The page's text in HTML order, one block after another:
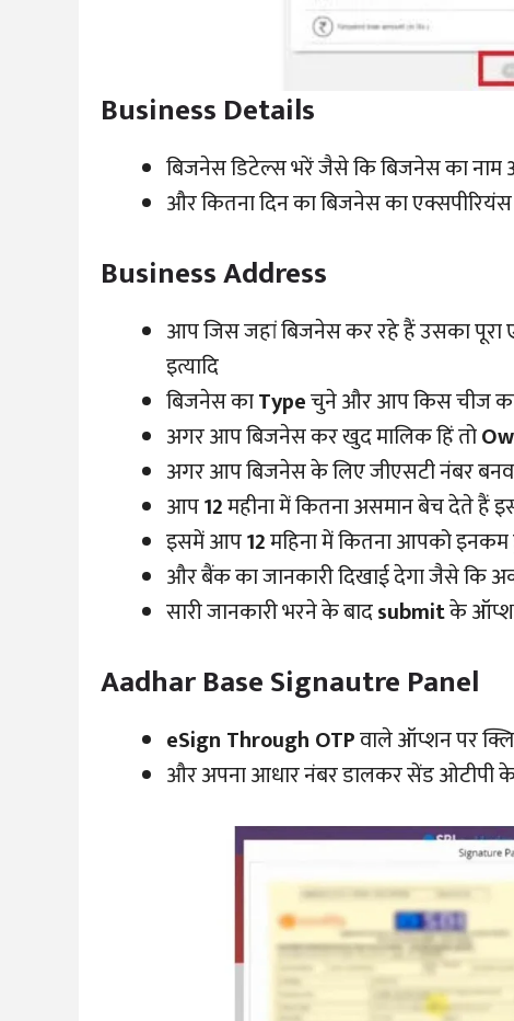
Business Details
बिजनेस डिटेल्स भरें जैसे कि बिजनेस का नाम
और कितना दिन का बिजनेस का
Business Address
आप जिस जहां बिजनेस कर रहे हैं उसका पूरा
इत्यादि
बिजनेस काTypeचुने और आप किस चीज
अगर आप बिजनेस कर खुद मालिक हिं तो
अगर आप बिजनेस के लिए जीएसटी नंबर
आप12महीना में कितना असमान बेच देते हैं
इसमें आप12महिना में कितना आपको
और बैंक का जानकारी दिखाई देगा जैसे कि
सारी जानकारी भरने के बादsubmitके
Aadhar Base Signautre Panel
eSign Through OTPवाले ऑप्शन पर
और अपना आधार नंबर डालकर सेंड ओटीपी